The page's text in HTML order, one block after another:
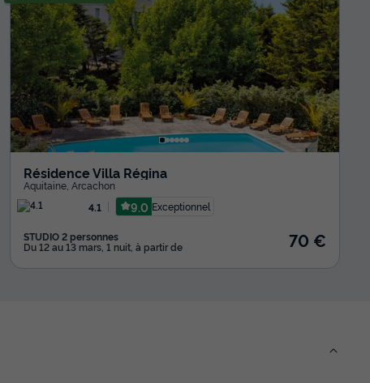
Résidence Villa Régina
Aquitaine, Arcachon
4.1
9.0 Exceptionnel
STUDIO 2 personnes
Du 12 au 13 mars, 1 nuit, à partir de 70 €